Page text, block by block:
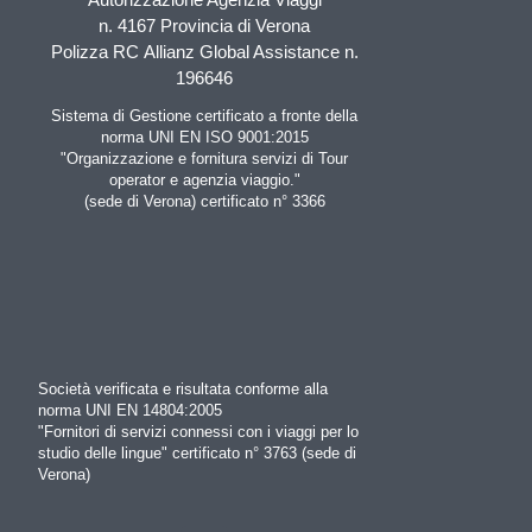
n. 4167 Provincia di Verona
Polizza RC Allianz Global Assistance n.
196646
Sistema di Gestione certificato a fronte della
norma UNI EN ISO 9001:2015
"Organizzazione e fornitura servizi di Tour
operator e agenzia viaggio."
(sede di Verona) certificato n° 3366
Società verificata e risultata conforme alla
norma UNI EN 14804:2005
"Fornitori di servizi connessi con i viaggi per lo
studio delle lingue" certificato n° 3763 (sede di
Verona)